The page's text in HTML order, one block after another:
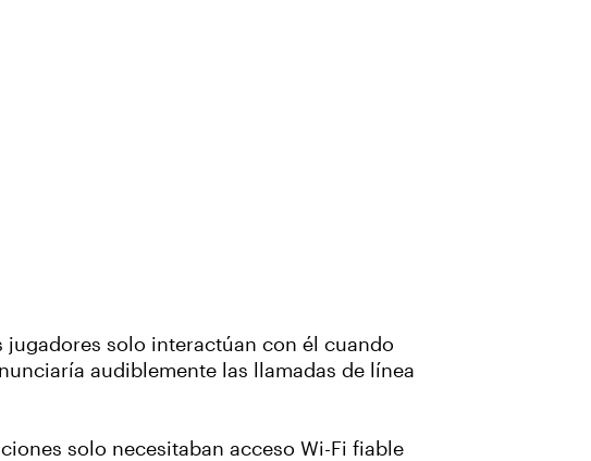
solo interactúan con él cuando
audiblemente las llamadas de línea
solo necesitaban acceso Wi-Fi fiable